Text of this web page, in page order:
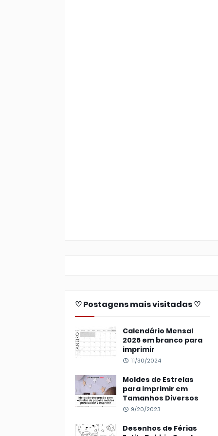
♡ Postagens mais visitadas ♡
Calendário Mensal
2026 em branco para
imprimir
11/30/2024
Moldes de Estrelas
para imprimir em
Tamanhos Diversos
9/20/2023
Desenhos de Férias